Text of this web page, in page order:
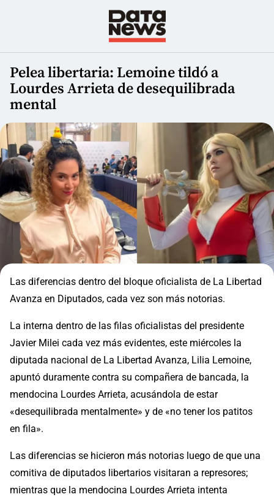
Pelea libertaria: Lemoine tildó a
Lourdes Arrieta de desequilibrada
mental
Las diferencias dentro del bloque oficialista de La Libertad
Avanza en Diputados, cada vez son más notorias.
La interna dentro de las filas oficialistas del presidente
Javier Milei cada vez más evidentes, este miércoles la
diputada nacional de La Libertad Avanza, Lilia Lemoine,
apuntó duramente contra su compañera de bancada, la
mendocina Lourdes Arrieta, acusándola de estar
«desequilibrada mentalmente» y de «no tener los patitos
en fila».
Las diferencias se hicieron más notorias luego de que una
comitiva de diputados libertarios visitaran a represores;
mientras que la mendocina Lourdes Arrieta intenta